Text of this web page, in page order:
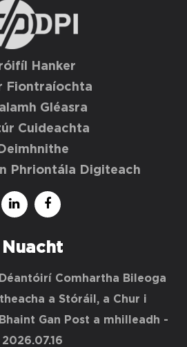
Hanker
Fiontraíochta
Gléasra
Cuideachta
Deimhnithe
Phriontála Digiteach
Nuacht
Comhartha Bileoga
a Stóráil, a Chur i
Gan Post a mhilleadh -
2026.07.16